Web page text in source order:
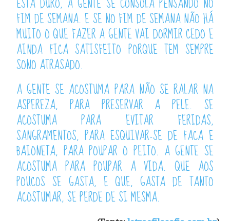
FIM DE SEMANA. E SE NO FIM DE SEMANA NÃO HÁ
MUITO O QUE FAZER A GENTE VAI DORMIR CEDO E
AINDA FICA SATISFEITO PORQUE TEM SEMPRE
SONO ATRASADO.
A GENTE SE ACOSTUMA PARA NÃO SE RALAR NA
ASPEREZA, PARA PRESERVAR A PELE. SE
ACOSTUMA PARA EVITAR FERIDAS,
SANGRAMENTOS, PARA ESQUIVAR-SE DE FACA E
BAIONETA, PARA POUPAR O PEITO. A GENTE SE
ACOSTUMA PARA POUPAR A VIDA. QUE AOS
POUCOS SE GASTA, E QUE, GASTA DE TANTO
ACOSTUMAR, SE PERDE DE SI MESMA.